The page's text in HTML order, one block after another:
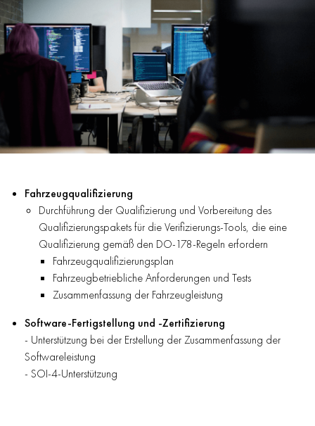
Fahrzeugqualifizierung
Durchführung der Qualifizierung und Vorbereitung des
Qualifizierungspakets für die Verifizierungs-Tools, die eine
Qualifizierung gemäß den DO-178-Regeln erfordern
Fahrzeugqualifizierungsplan
Fahrzeugbetriebliche Anforderungen und Tests
Zusammenfassung der Fahrzeugleistung
Software-Fertigstellung und -Zertifizierung
- Unterstützung bei der Erstellung der Zusammenfassung der
Softwareleistung
- SOI-4-Unterstützung